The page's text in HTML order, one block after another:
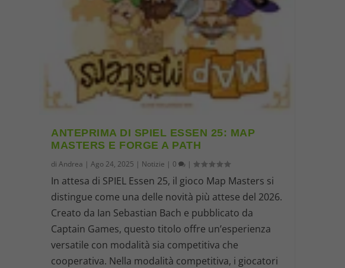
ANTEPRIMA DI SPIEL ESSEN 25: MAP
MASTERS E FORGE A PATH
diAndrea |Ago 24, 2025 | Notizie | 0 |
In attesa di SPIEL Essen 25, il gioco Map Masters si
distingue come una delle novità più attese del 2026.
Creato da Ian Sebastian Bach e pubblicato da
Captain Games, questo titolo offre un’esperienza
versatile con modalità sia competitiva che
cooperativa. Nella modalità competitiva, i giocatori